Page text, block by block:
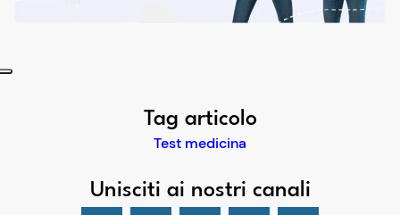
Tag articolo
Test medicina
Unisciti ai nostri canali